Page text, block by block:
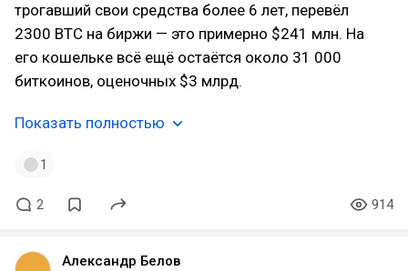
трогавший свои средства более 6 лет, перевёл
2300 BTC на биржи — это примерно $241 млн. На
его кошельке всё ещё остаётся около 31 000
биткоинов, оценочных $3 млрд.
Показать полностью
1
2 914
Александр Белов